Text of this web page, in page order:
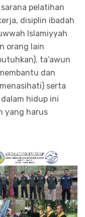
pelatihan
disiplin ibadah
Islamiyyah
orang lain
ta’awun
dan
serta
hidup ini
yang harus